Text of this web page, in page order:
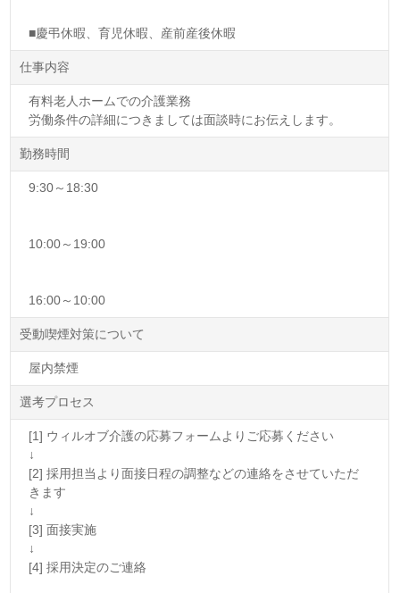
■慶弔休暇、育児休暇、産前産後休暇
仕事内容
有料老人ホームでの介護業務
労働条件の詳細につきましては面談時にお伝えします。
勤務時間
9:30～18:30
10:00～19:00
16:00～10:00
受動喫煙対策について
屋内禁煙
選考プロセス
[1] ウィルオブ介護の応募フォームよりご応募ください
↓
[2] 採用担当より面接日程の調整などの連絡をさせていただ
きます
↓
[3] 面接実施
↓
[4] 採用決定のご連絡